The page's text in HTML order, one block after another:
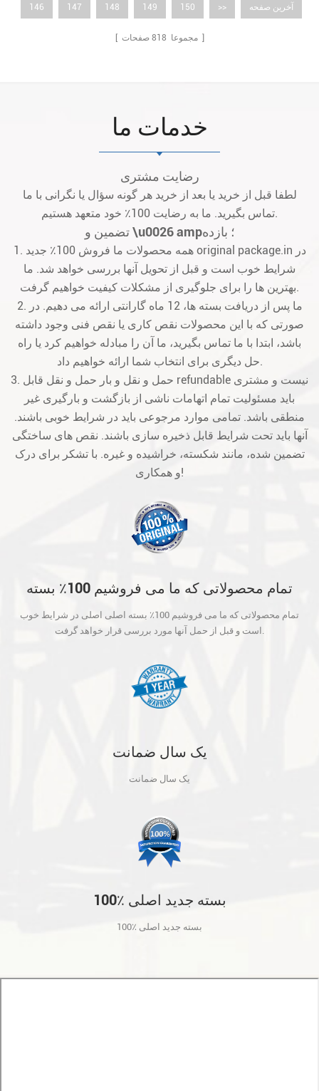
146 147 148 149 150 >> آخرین صفحه
[ مجموعا 818 صفحات ]
خدمات ما
رضایت مشتری
لطفا قبل از خرید یا بعد از خرید هر گونه سؤال یا نگرانی با ما
تماس بگیرید. ما به رضایت 100٪ خود متعهد هستیم.
تضمین و \u0026 amp؛ بازده
1. همه محصولات ما فروش 100٪ جدید original package.in در
شرایط خوب است و قبل از تحویل آنها بررسی خواهد شد. ما
بهترین ها را برای جلوگیری از مشکلات کیفیت خواهیم گرفت.
2. ما پس از دریافت بسته ها، 12 ماه گارانتی ارائه می دهیم. در
صورتی که با این محصولات نقص کاری یا نقص فنی وجود داشته
باشد، ابتدا با ما تماس بگیرید، ما آن را مبادله خواهیم کرد یا راه
حل دیگری برای انتخاب شما ارائه خواهیم داد.
3. حمل و نقل و بار حمل و نقل قابل refundable نیست و مشتری
باید مسئولیت تمام اتهامات ناشی از بازگشت و بارگیری غیر
منطقی باشد. تمامی موارد مرجوعی باید در شرایط خوبی باشند.
آنها باید تحت شرایط قابل ذخیره سازی باشند. نقص های ساختگی
تضمین شده، مانند شکسته، خراشیده و غیره. با تشکر برای درک
و همکاری!
تمام محصولاتی که ما می فروشیم 100٪ بسته
آنها مورد بررسی قرار خواهد گرفت.
تمام محصولاتی که ما می فروشیم 100٪ بسته اصلی اصلی در شرایط خوب
است و قبل از حمل آنها مورد بررسی قرار خواهد گرفت.
یک سال ضمانت
یک سال ضمانت
100٪ بسته جدید اصلی
100٪ بسته جدید اصلی